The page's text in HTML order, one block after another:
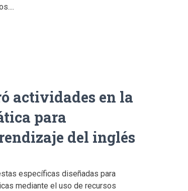
actividades en la
para
del inglés
específicas diseñadas para
mediante el uso de recursos